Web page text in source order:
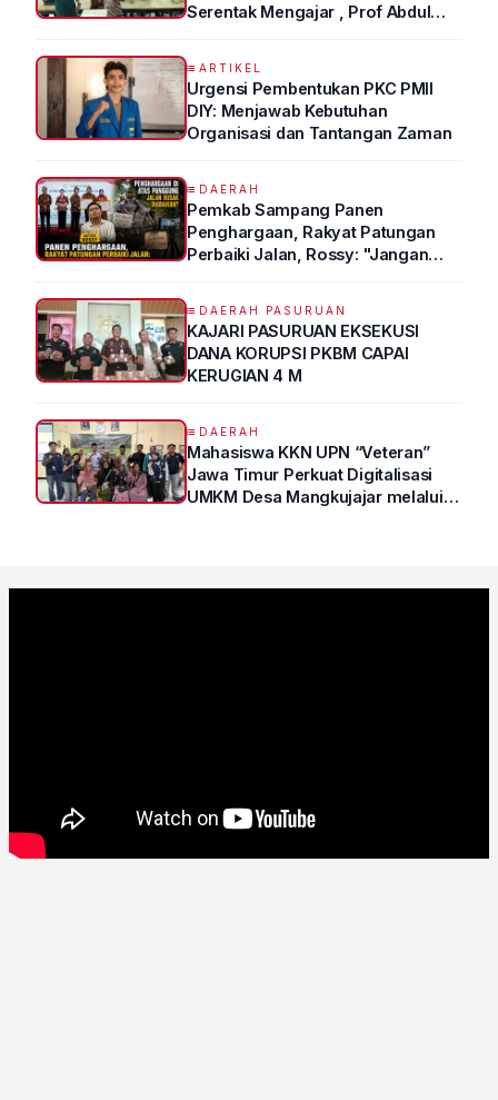
Serentak Mengajar , Prof Abdul
ARTIKEL
Urgensi Pembentukan PKC PMII
DIY: Menjawab Kebutuhan
Organisasi dan Tantangan Zaman
DAERAH
Pemkab Sampang Panen
Penghargaan, Rakyat Patungan
Perbaiki Jalan, Rossy: "Jangan
DAERAH PASURUAN
KAJARI PASURUAN EKSEKUSI
DANA KORUPSI PKBM CAPAI
KERUGIAN 4 M
DAERAH
Mahasiswa KKN UPN “Veteran”
Jawa Timur Perkuat Digitalisasi
UMKM Desa Mangkujajar melalui